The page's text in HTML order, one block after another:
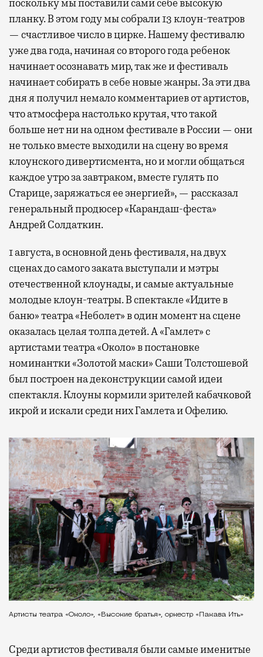
поскольку мы поставили сами себе высокую
планку. В этом году мы собрали 13 клоун-театров
— счастливое число в цирке. Нашему фестивалю
уже два года, начиная со второго года ребенок
начинает осознавать мир, так же и фестиваль
начинает собирать в себе новые жанры. За эти два
дня я получил немало комментариев от артистов,
что атмосфера настолько крутая, что такой
больше нет ни на одном фестивале в России — они
не только вместе выходили на сцену во время
клоунского дивертисмента, но и могли общаться
каждое утро за завтраком, вместе гулять по
Старице, заряжаться ее энергией», — рассказал
генеральный продюсер «Карандаш-феста»
Андрей Солдаткин.
1 августа, в основной день фестиваля, на двух
сценах до самого заката выступали и мэтры
отечественной клоунады, и самые актуальные
молодые клоун-театры. В спектакле «Идите в
баню» театра «Неболет» в один момент на сцене
оказалась целая толпа детей. А «Гамлет» с
артистами театра «Около» в постановке
номинантки «Золотой маски» Саши Толстошевой
был построен на деконструкции самой идеи
спектакля. Клоуны кормили зрителей кабачковой
икрой и искали среди них Гамлета и Офелию.
Артисты театра «Около», «Высокие братья», оркестр «Пакава Ить»
Среди артистов фестиваля были самые именитые